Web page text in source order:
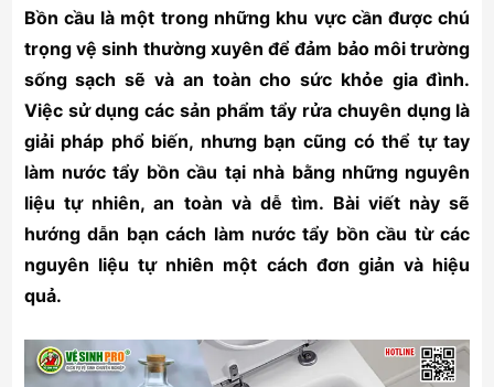
Bồn cầu là một trong những khu vực cần được chú
trọng vệ sinh thường xuyên để đảm bảo môi trường
sống sạch sẽ và an toàn cho sức khỏe gia đình.
Việc sử dụng các sản phẩm tẩy rửa chuyên dụng là
giải pháp phổ biến, nhưng bạn cũng có thể tự tay
làm nước tẩy bồn cầu tại nhà bằng những nguyên
liệu tự nhiên, an toàn và dễ tìm. Bài viết này sẽ
hướng dẫn bạn cách làm nước tẩy bồn cầu từ các
nguyên liệu tự nhiên một cách đơn giản và hiệu
quả.